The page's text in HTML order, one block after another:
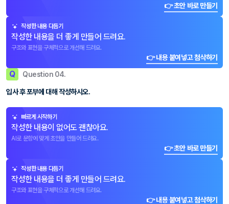
👉 초안 바로 만들기
작성한 내용 다듬기
작성한 내용을 더 좋게 만들어 드려요.
구조와 표현을 구체적으로 개선해 드려요.
👉 내용 붙여넣고 첨삭하기
Q Question 04.
입사 후 포부에 대해 작성하시오.
빠르게 시작하기
작성한 내용이 없어도 괜찮아요.
AI로 문항에 맞게 초안을 만들어 드려요.
👉 초안 바로 만들기
작성한 내용 다듬기
작성한 내용을 더 좋게 만들어 드려요.
구조와 표현을 구체적으로 개선해 드려요.
👉 내용 붙여넣고 첨삭하기